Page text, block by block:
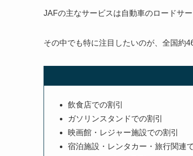
JAFの主なサービスは自動車のロードサ
その中でも特に注目したいのが、全国約
飲食店での割引
ガソリンスタンドでの割引
映画館・レジャー施設での割引
宿泊施設・レンタカー・旅行関連で